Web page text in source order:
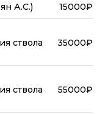
А.С.) 15000₽
ствола
35000₽
ствола
55000₽